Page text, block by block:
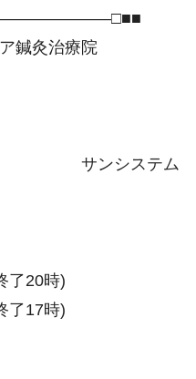
鍼灸治療院
テム
了20時)
了17時)